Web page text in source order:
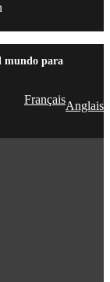
mundo para
FrançaisAnglais